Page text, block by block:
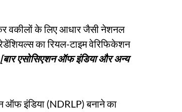
वकीलों के लिए आधार जैसी नेशनल
का रियल-टाइम वेरिफिकेशन
[बार एसोसिएशन ऑफ इंडिया और अन्य
ऑफ इंडिया (NDRLP) बनाने का